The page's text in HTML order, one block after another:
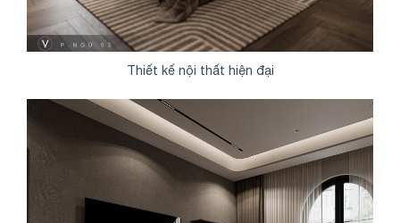
Thiết kế nội thất hiện đại